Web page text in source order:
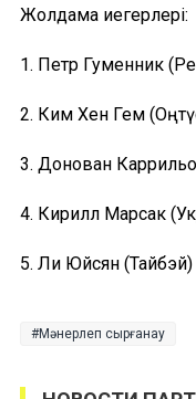
Жолдама иегерлері:
1. Петр Гуменник
2. Ким Хен Гем
3. Донован
4. Кирилл Марсак
5. Ли Юйсян (Тайбэй)
Мәнерлеп сырғанау